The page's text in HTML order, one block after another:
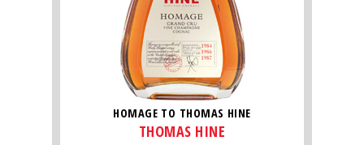
HOMAGE TO THOMAS HINE
THOMAS HINE